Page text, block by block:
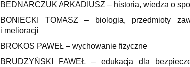
BEDNARCZUK ARKADIUSZ – historia, wiedza o
BONIECKI TOMASZ – biologia, przedmioty
i melioracji
BROKOS PAWEŁ – wychowanie fizyczne
BRUDZYŃSKI PAWEŁ – edukacja dla